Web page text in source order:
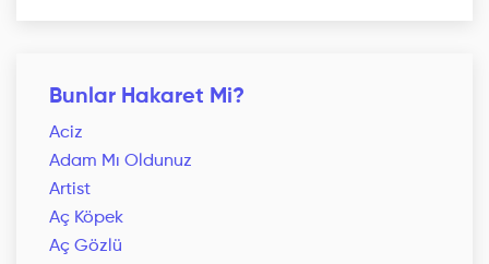
Bunlar Hakaret Mi?
Aciz
Adam Mı Oldunuz
Artist
Aç Köpek
Aç Gözlü